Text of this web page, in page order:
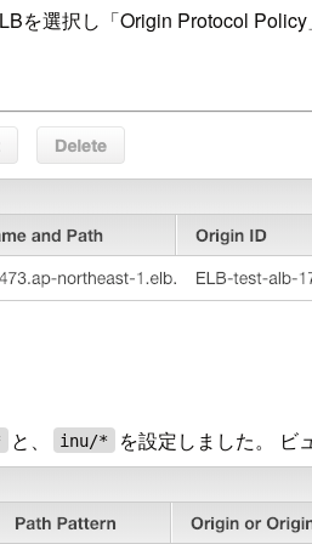
を選択し「Origin Protocol
と、 inu/* を設定しました。 ビ